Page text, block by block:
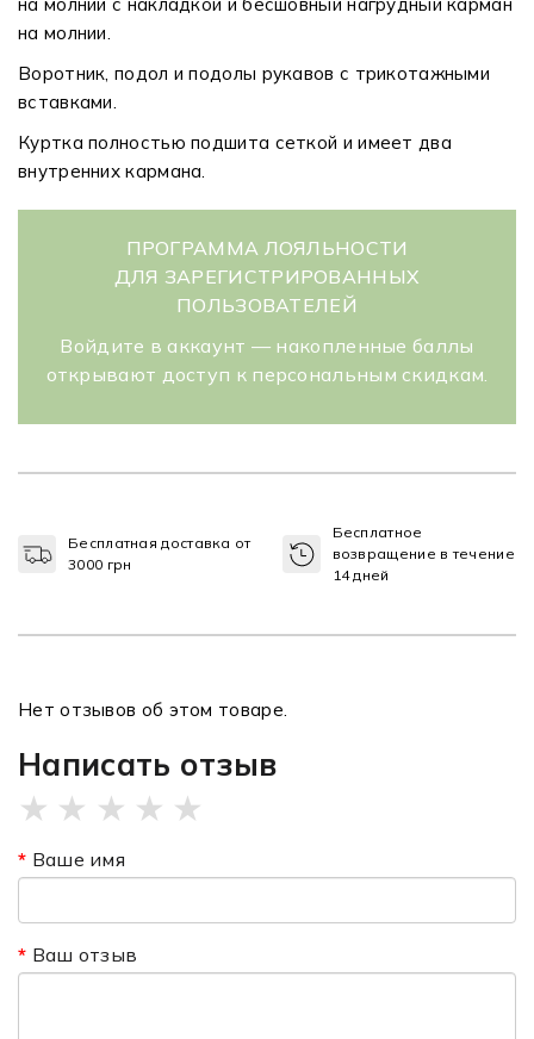
на молнии.
Воротник, подол и подолы рукавов с трикотажными
вставками.
Куртка полностью подшита сеткой и имеет два
внутренних кармана.
ПРОГРАММА ЛОЯЛЬНОСТИ
ДЛЯ ЗАРЕГИСТРИРОВАННЫХ
ПОЛЬЗОВАТЕЛЕЙ
Войдите в аккаунт — накопленные баллы
открывают доступ к персональным скидкам.
Бесплатная доставка от
3000 грн
Бесплатное
возвращение в течение
14 дней
Нет отзывов об этом товаре.
Написать отзыв
★ ★ ★ ★ ★
Ваше имя
Ваш отзыв